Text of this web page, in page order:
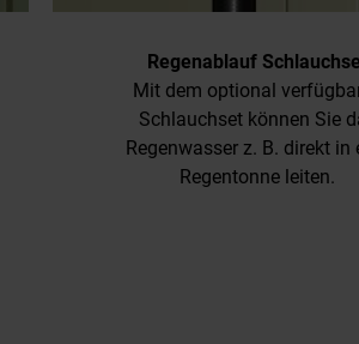
Regenablauf
Mit dem optional
Schlauchset können Sie
Regenwasser z. B. direkt in
Regentonne leiten.